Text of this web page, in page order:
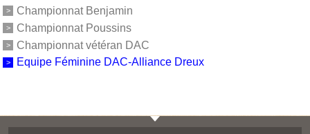
Championnat Benjamin
Championnat Poussins
Championnat vétéran DAC
Equipe Féminine DAC-Alliance Dreux